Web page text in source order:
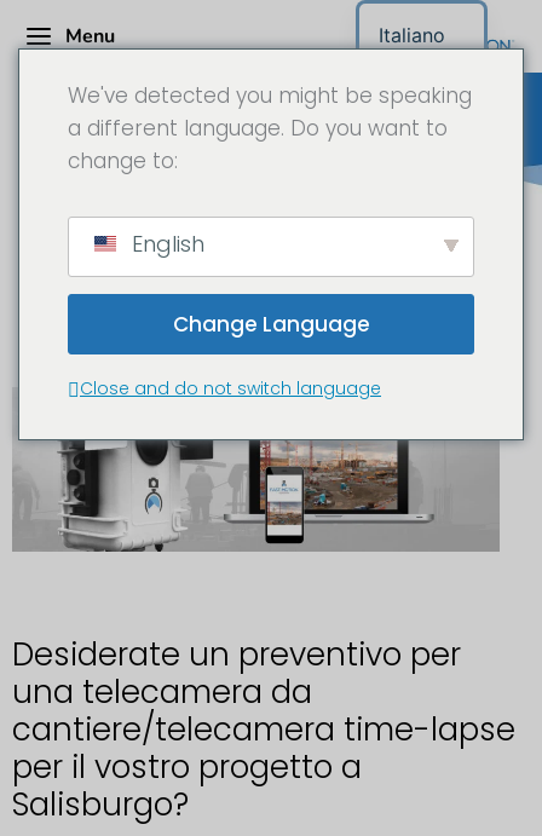
Menu
Richiesta di informazioni sul
progetto Telecamera time-
lapse Salisburgo
Desiderate un preventivo per
una telecamera da
cantiere/telecamera time-lapse
per il vostro progetto a
Salisburgo?
We've detected you might be speaking
a different language. Do you want to
change to:
English
Change Language
Close and do not switch language
Italiano